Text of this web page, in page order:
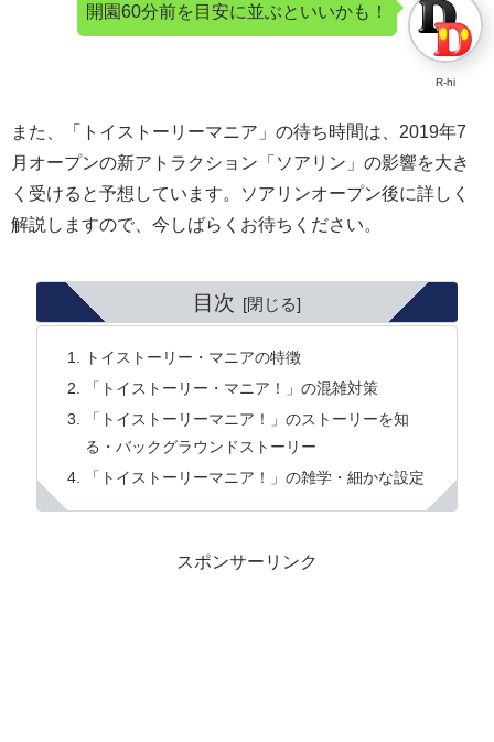
R-hi
開園60分前を目安に並ぶといいかも！
また、「トイストーリーマニア」の待ち時間は、2019年7
月オープンの新アトラクション「ソアリン」の影響を大き
く受けると予想しています。ソアリンオープン後に詳しく
解説しますので、今しばらくお待ちください。
目次
トイストーリー・マニアの特徴
「トイストーリー・マニア！」の混雑対策
「トイストーリーマニア！」のストーリーを知
る・バックグラウンドストーリー
「トイストーリーマニア！」の雑学・細かな設定
スポンサーリンク